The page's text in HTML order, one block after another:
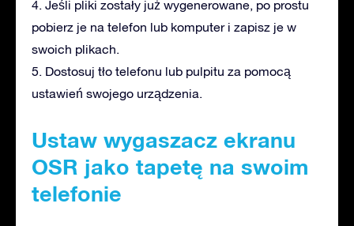
4. Jeśli pliki zostały już wygenerowane, po prostu
pobierz je na telefon lub komputer i zapisz je w
swoich plikach.
5. Dostosuj tło telefonu lub pulpitu za pomocą
ustawień swojego urządzenia.
Ustaw wygaszacz ekranu
OSR jako tapetę na swoim
telefonie